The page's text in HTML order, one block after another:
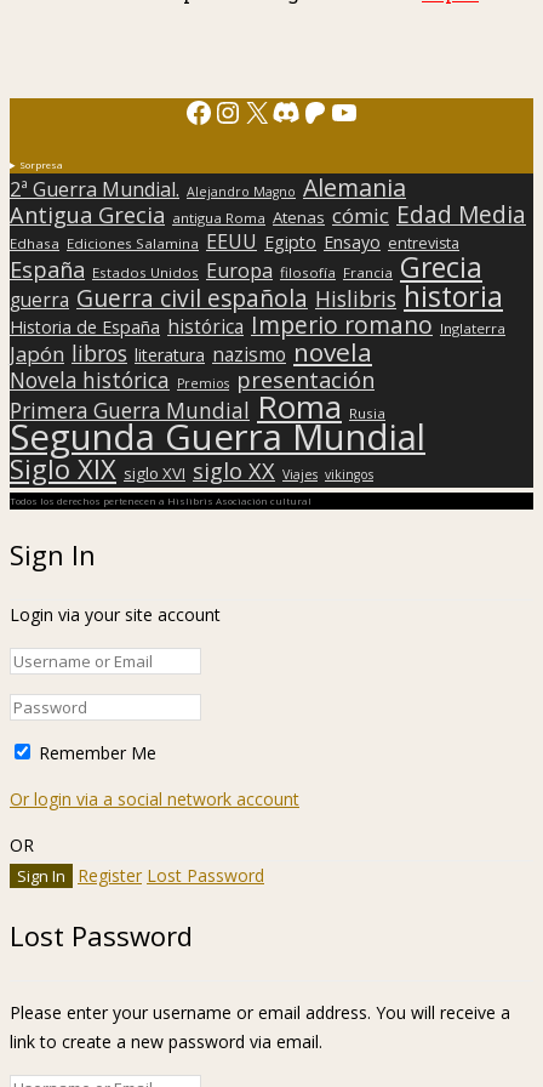
Facebook
Instagram
X Discord
Patreon
YouTube
Sorpresa
2ª Guerra Mundial. Alejandro Magno Alemania
Antigua Grecia antigua Roma Atenas cómic Edad Media
Edhasa Ediciones Salamina EEUU Egipto Ensayo entrevista
España Estados Unidos Europa filosofía Francia Grecia
guerra Guerra civil española Hislibris historia
Historia de España histórica Imperio romano Inglaterra
Japón libros literatura nazismo novela
Novela histórica Premios presentación
Primera Guerra Mundial Roma Rusia
Segunda Guerra Mundial
Siglo XIX siglo XVI siglo XX Viajes vikingos
Todos los derechos pertenecen a Hislibris Asociación cultural
Sign In
Login via your site account
Remember Me
Or login via a social network account
OR
Register Lost Password
Lost Password
Please enter your username or email address. You will receive a
link to create a new password via email.